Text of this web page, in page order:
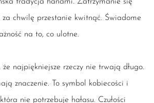
tradycja hanami. Zatrzymanie się
chwilę przestanie kwitnąć. Świadome
na to, co ulotne.
najpiękniejsze rzeczy nie trwają długo.
znaczenie. To symbol kobiecości i
nie potrzebuje hałasu. Czułości